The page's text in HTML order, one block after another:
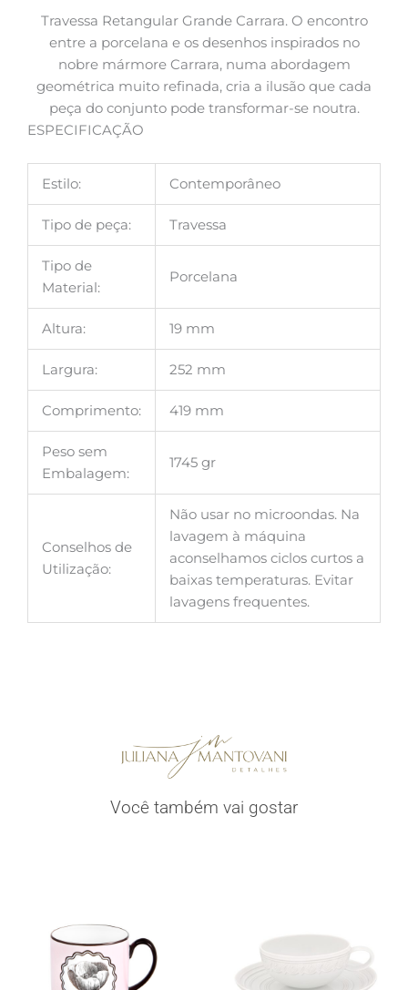
Travessa Retangular Grande Carrara. O encontro
entre a porcelana e os desenhos inspirados no
nobre mármore Carrara, numa abordagem
geométrica muito refinada, cria a ilusão que cada
peça do conjunto pode transformar-se noutra.
ESPECIFICAÇÃO
Estilo: Contemporâneo
Tipo de peça: Travessa
Tipo de
Material:
Porcelana
Altura: 19 mm
Largura: 252 mm
Comprimento: 419 mm
Peso sem
Embalagem:
1745 gr
Conselhos de
Utilização:
Não usar no microondas. Na
lavagem à máquina
aconselhamos ciclos curtos a
baixas temperaturas. Evitar
lavagens frequentes.
Você também vai gostar